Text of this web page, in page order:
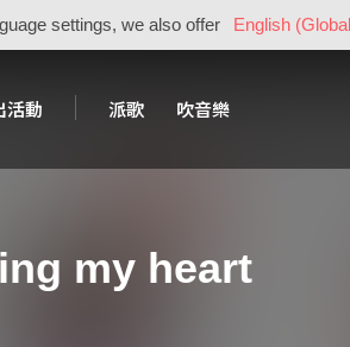
settings, we also offer English
活動 派歌 吹音樂
my heart